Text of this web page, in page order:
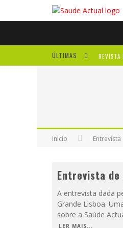
ÚLTIMAS
Inicio Entrevista
Entrevista
A entrevista dada
Grande Lisboa.
sobre a Saúde
LER MAIS...